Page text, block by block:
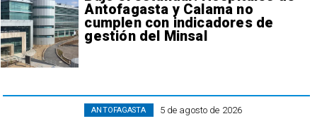
Antofagasta y Calama no
cumplen con indicadores de
gestión del Minsal
5 de agosto de 2026
ANTOFAGASTA